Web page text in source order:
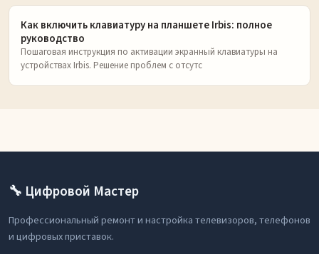
Как включить клавиатуру на планшете Irbis: полное
руководство
Пошаговая инструкция по активации экранный клавиатуры на
устройствах Irbis. Решение проблем с отсутс
🔧 Цифровой Мастер
Профессиональный ремонт и настройка телевизоров, телефонов
и цифровых приставок.